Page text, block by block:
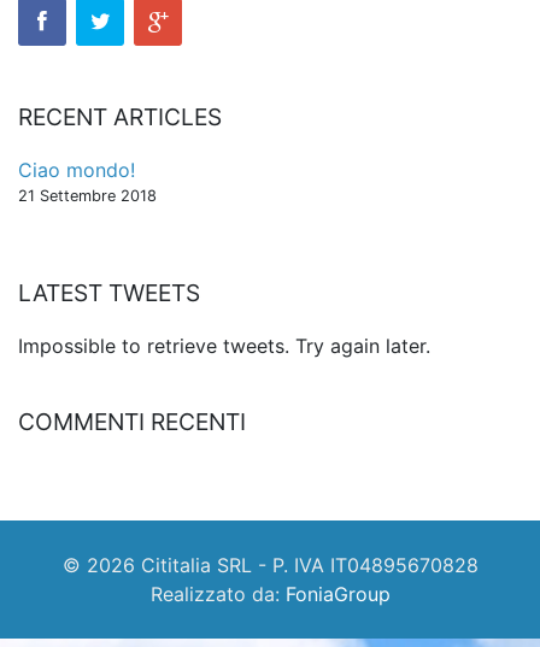
RECENT ARTICLES
Ciao mondo!
21 Settembre 2018
LATEST TWEETS
Impossible to retrieve tweets. Try again later.
COMMENTI RECENTI
© 2026 Cititalia SRL - P. IVA IT04895670828
Realizzato da: FoniaGroup